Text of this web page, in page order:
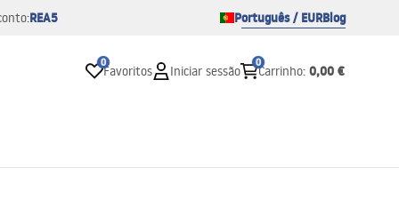
REA5 Português / EURBlog
0
Favoritos Iniciar sessão
0
Carrinho: 0,00 €